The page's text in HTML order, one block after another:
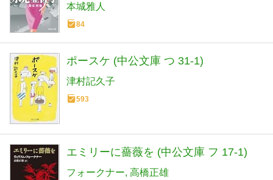
本城雅人
84
ポースケ (中公文庫 つ 31-1)
津村記久子
593
エミリーに薔薇を (中公文庫 フ 17-1)
フォークナー 高橋正雄